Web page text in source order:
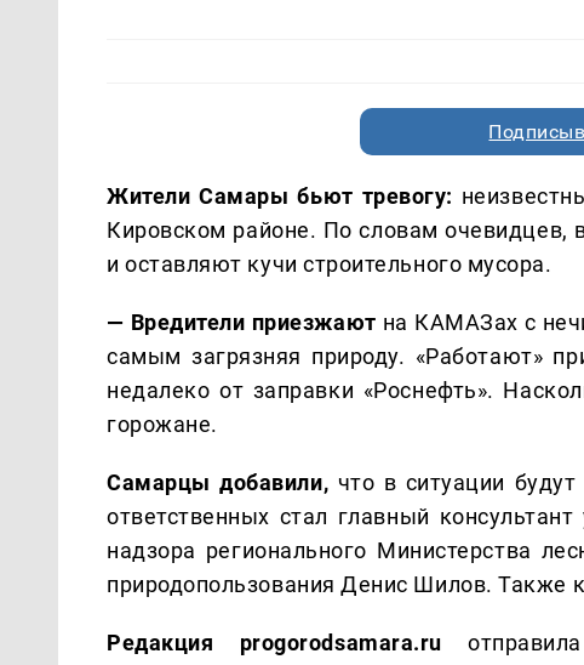
Жители Самары бьют тревогу:
Кировском районе. По словам очевидцев,
и оставляют кучи строительного мусора.
— Вредители приезжают на КАМАЗах с
самым загрязняя природу. «Работают»
недалеко от заправки «Роснефть».
горожане.
Самарцы добавили, что в ситуации
ответственных стал главный
надзора регионального Министерства
природопользования Денис Шилов. Также
Редакция progorodsamara.ru